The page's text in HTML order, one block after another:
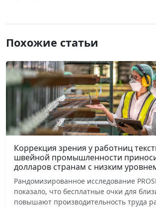
Похожие статьи
Коррекция зрения у работниц
швейной промышленности
долларов странам с низким
Рандомизированное исследование
показало, что бесплатные очки для
повышают производительность труда